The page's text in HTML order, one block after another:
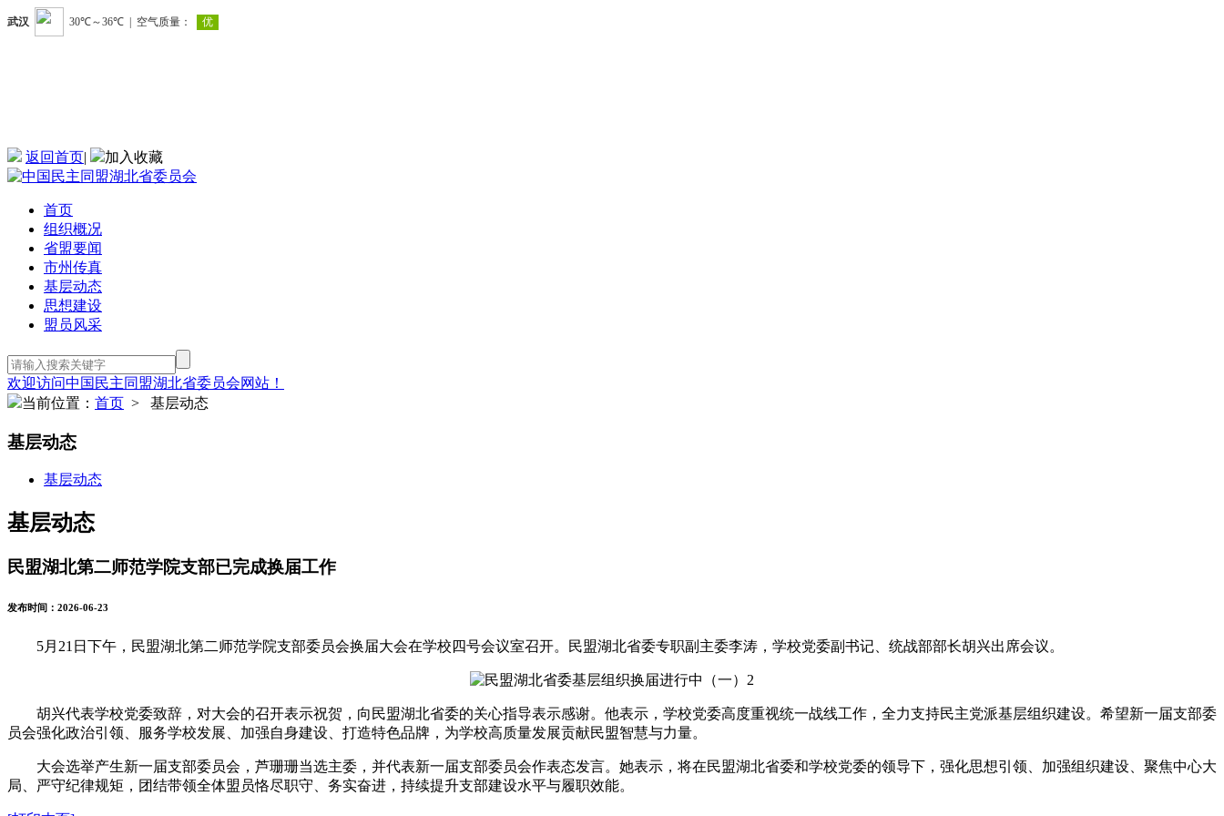
返回首页| 加入收藏
首页
组织概况
省盟要闻
市州传真
基层动态
思想建设
盟员风采
欢迎访问中国民主同盟湖北省委员会网站！
当前位置： 首页 > 基层动态
基层动态
基层动态
基层动态
民盟湖北第二师范学院支部已完成换届工作
发布时间：2026-06-23
5月21日下午，民盟湖北第二师范学院支部委员会换届大会在学校四号会议室召开。民盟湖北省委专职副主委李涛，学校党委副书记、统战部部长胡兴出席会议。
胡兴代表学校党委致辞，对大会的召开表示祝贺，向民盟湖北省委的关心指导表示感谢。他表示，学校党委高度重视统一战线工作，全力支持民主党派基层组织建设。希望新一届支部委
员会强化政治引领、服务学校发展、加强自身建设、打造特色品牌，为学校高质量发展贡献民盟智慧与力量。
大会选举产生新一届支部委员会，芦珊珊当选主委，并代表新一届支部委员会作表态发言。她表示，将在民盟湖北省委和学校党委的领导下，强化思想引领、加强组织建设、聚焦中心大
局、严守纪律规矩，团结带领全体盟员恪尽职守、务实奋进，持续提升支部建设水平与履职效能。